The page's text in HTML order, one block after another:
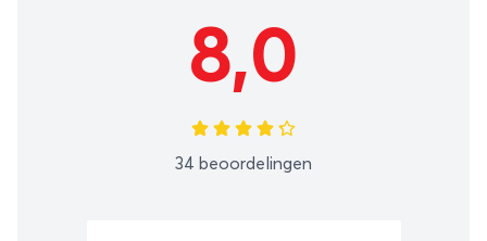
8,0
34 beoordelingen